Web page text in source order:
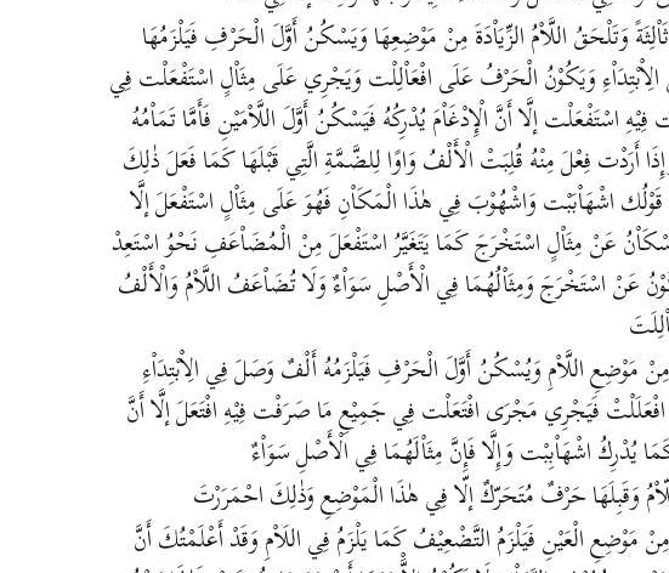
وَتَلْحَقُ اللَّاْمُ الزِّيَاْدَةَ مِنْ مَوْضِعِهَا وَيَسْكُنُ أَوَّلَ الْحَرْفِ فَيَلْزَمُهَا
وَيَكُوْنُ الْحَرْفُ عَلَى افْعَاْلِلْت وَيَجْرِي عَلَى مِثَاْلٍ اسْتَفْعَلْت فِي
اسْتَفْعَلْت إلَّا أَنَّ الْإِدْغَاْمَ يُدْرِكُهُ فَيَسْكُنُ أَوَّلَ اللَّاْمَيْنِ فَأَمَّا تَمَاْمُهُ
أَرَدْت فِعْلَ مِنْهُ قُلِبَتْ الْأَلْفُ وَاوًا لِلضَّمَّةِ الَّتِي قَبْلَهَا كَمَا فَعَلَ ذٰلِكَ
اشْهَاْبَبْت وَاشْهُوْبَ فِي هٰذَا الْمَكَاْنِ فَهُوَ عَلَى مِثَاْلٍ اسْتَفْعَلَ إلَّا
عَنْ مِثَاْلٍ اسْتَخْرَجَ كَمَا يَتَغَيَّرُ اسْتَفْعَلَ مِنْ الْمُضَاْعَفِ نَحْوُ اسْتَعِدْ
عَنْ اسْتَخْرَجَ وَمِثَاْلُهُمَا فِي الْأَصْلِ سَوَاْءٌ وَلَا تُضَاْعَفُ اللَّاْمُ وَالْأَلْفُ
مِنْ مَوْضِعِ اللَّاْمِ وَيُسْكُنُ أَوَّلَ الْحَرْفِ فَيَلْزَمُهُ أَلْفٌ وَصَلَ فِي الِاْبْتِدَاْءِ
فَيَجْرِي مَجْرَى افْتَعَلْت فِي جَمِيْعِ مَا صَرَفْت فِيْهِ افْتَعَلَ إلَّا أَنَّ
يُدْرِكُ اشْهَاْبِبْت وَإِلَّا فَإِنَّ مِثَاْلَهُمَا فِي الْأَصْلِ سَوَاْءٌ
وَقَبِلَهَا حَرْفٌ مُتَحَرّكٌ إلّا فِي هٰذَا الْمَوْضِعِ وَذٰلِكَ احْمَرَرْتَ
مَوْضِعِ الْعَيْنِ فَيَلْزَمُ التَّضْعِيْفُ كَمَا يَلْزَمُ فِي اللَاْمِ وَقَدْ أَعْلَمْتُكَ أَنَّ